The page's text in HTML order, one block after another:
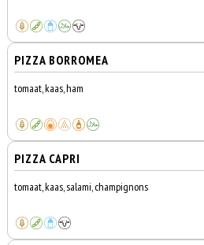
PIZZA BORROMEA
tomaat, kaas, ham
PIZZA CAPRI
tomaat, kaas, salami, champignons